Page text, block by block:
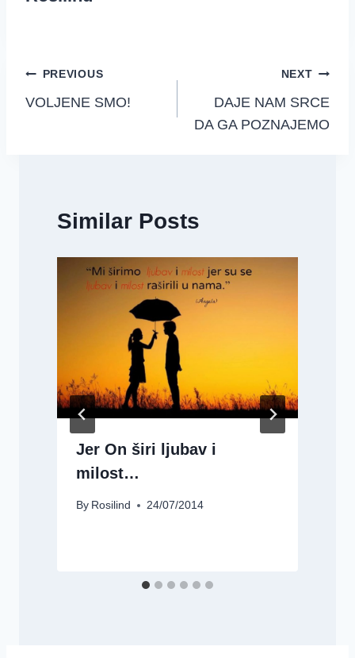
Post
navigation
PREVIOUS
VOLJENE SMO!
NEXT
DAJE NAM SRCE
DA GA POZNAJEMO
Similar Posts
Jer On širi ljubav i
milost…
By Rosilind 24/07/2014